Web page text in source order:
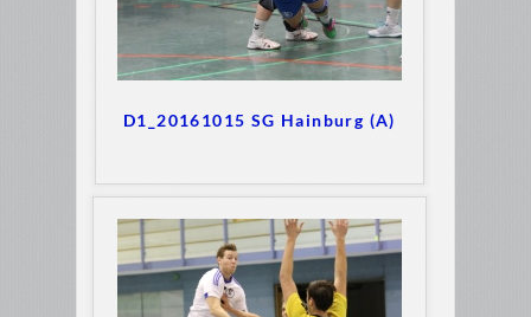
D1_20161015 SG Hainburg (A)